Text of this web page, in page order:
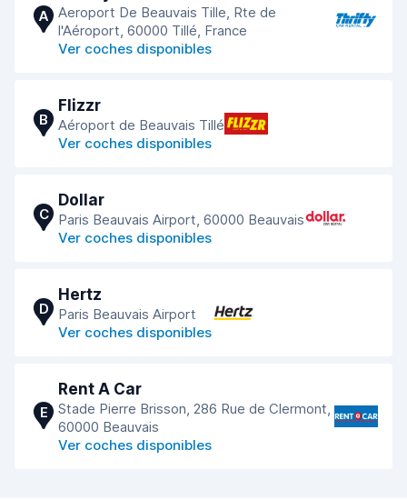
A Aeroport De Beauvais Tille, Rte de
l'Aéroport, 60000 Tillé, France
Ver coches disponibles
B
Flizzr
Aéroport de Beauvais Tillé
Ver coches disponibles
C
Dollar
Paris Beauvais Airport, 60000 Beauvais
Ver coches disponibles
D
Hertz
Paris Beauvais Airport
Ver coches disponibles
E
Rent A Car
Stade Pierre Brisson, 286 Rue de Clermont,
60000 Beauvais
Ver coches disponibles